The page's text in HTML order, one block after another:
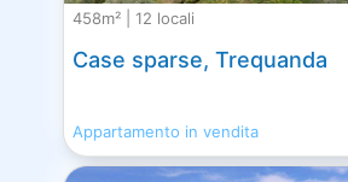
458m² | 12 locali
Case sparse, Trequanda
Appartamento in vendita